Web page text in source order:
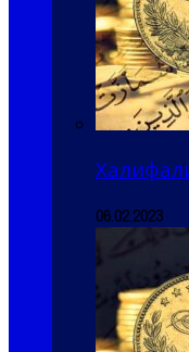
06.02.2023